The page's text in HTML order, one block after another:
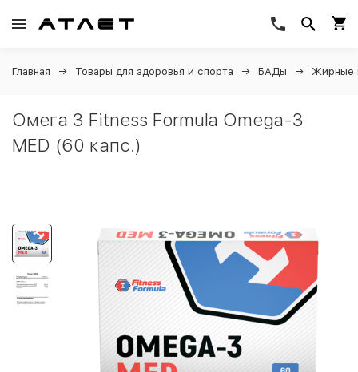
Главная Товары для здоровья и спорта БАДы Жирные
Омега 3 Fitness Formula Omega-3
MED (60 капс.)